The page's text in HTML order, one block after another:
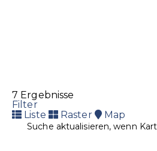
7 Ergebnisse
Filter
Liste
Raster Map
Suche aktualisieren, wenn